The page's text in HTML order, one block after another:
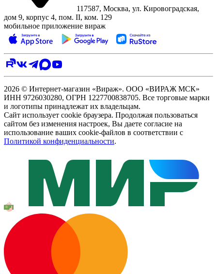
117587, Москва, ул. Кировоградская,
дом 9, корпус 4, пом. II, ком. 129
мобильное приложение вираж
2026 © Интернет-магазин «Вираж». ООО «ВИРАЖ МСК»
ИНН 9726030280, ОГРН 1227700838705. Все торговые марки
и логотипы принадлежат их владельцам.
Сайт использует cookie браузера. Продолжая пользоваться
сайтом без изменения настроек, Вы даете согласие на
использование ваших cookie-файлов в соответствии с
Политикой конфиденциальности.